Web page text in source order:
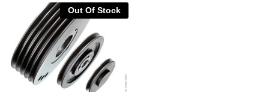
Out Of Stock